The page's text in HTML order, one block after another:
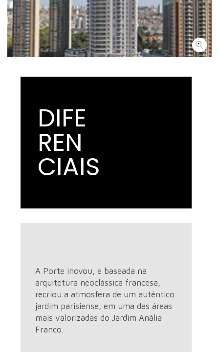
DIFE
REN
CIAIS
A Porte inovou, e baseada na
arquitetura neoclássica francesa,
recriou a atmosfera de um autêntico
jardim parisiense, em uma das áreas
mais valorizadas do Jardim Anália
Franco.